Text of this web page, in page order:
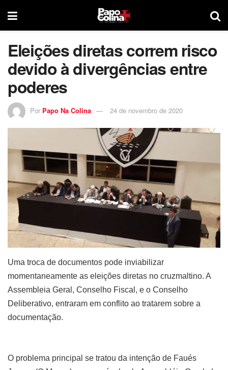
Eleições diretas correm risco
devido à divergências entre
poderes
Por Papo Na Colina 24 de novembro de 2020
Uma troca de documentos pode inviabilizar
momentaneamente as eleições diretas no cruzmaltino. A
Assembleia Geral, Conselho Fiscal, e o Conselho
Deliberativo, entraram em conflito ao tratarem sobre a
documentação.
O problema principal se tratou da intenção de Faués